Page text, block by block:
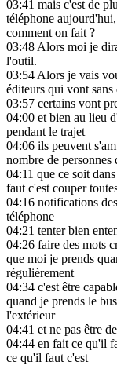
03:41 mais c'est de
téléphone
comment on fait ?
03:48Alors moi je
l'outil.
03:54Alors je vais
éditeurs qui vont sans
03:57 certains vont
04:00 et bien au lieu
pendant le trajet
04:06 ils peuvent
nombre de
04:11 que ce soit
faut c'est couper
04:16 notifications
téléphone
04:21 tenter bien
04:26 faire des mots
que moi je prends
régulièrement
04:34 c'est être
quand je prends le
l'extérieur
04:41 et ne pas être
04:44 en fait ce qu'il
ce qu'il faut c'est